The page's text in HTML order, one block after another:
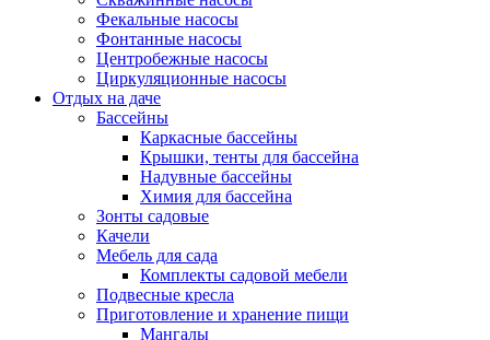
Фекальные насосы
Фонтанные насосы
Центробежные насосы
Циркуляционные насосы
Отдых на даче
Бассейны
Каркасные бассейны
Крышки, тенты для бассейна
Надувные бассейны
Химия для бассейна
Зонты садовые
Качели
Мебель для сада
Комплекты садовой мебели
Подвесные кресла
Приготовление и хранение пищи
Мангалы